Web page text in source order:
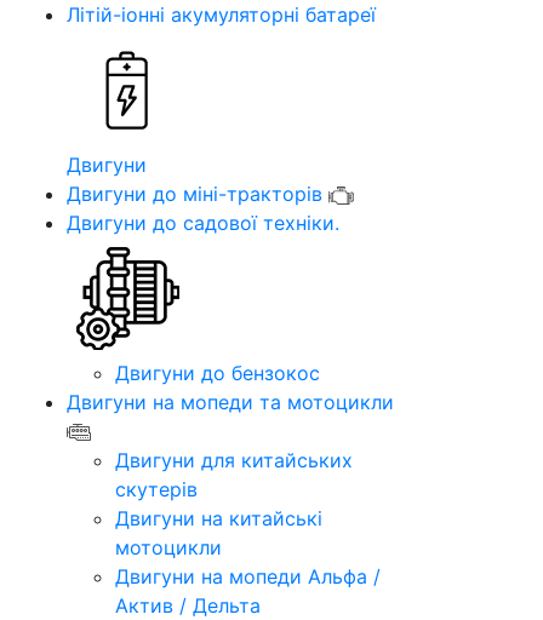
Літій-іонні акумуляторні батареї
Двигуни
Двигуни до міні-тракторів
Двигуни до садової техніки.
Двигуни до бензокос
Двигуни на мопеди та мотоцикли
Двигуни для китайських
скутерів
Двигуни на китайські
мотоцикли
Двигуни на мопеди Альфа /
Актив / Дельта